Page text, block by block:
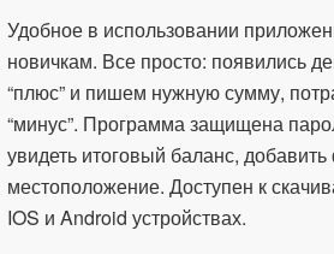
Удобное в использовании
новичкам. Все просто: появились
“плюс” и пишем нужную сумму,
“минус”. Программа защищена
увидеть итоговый баланс,
местоположение. Доступен к
IOS и Android устройствах.